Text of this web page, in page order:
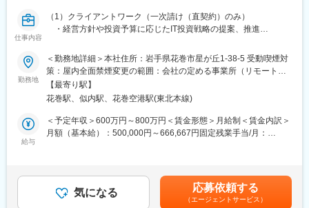
仕事内容
（1）クライアントワーク（一次請け（直契約）のみ）
・経営方針や投資予算に応じたIT投資戦略の提案、推進
・全プロジェクトのプロジェクトマネジメント
≪案件例≫
・IoTやAI、数理最適化等を活用したスマートファクトリー
化、岩手を代表する食品メーカーの生産管理システム構築、私立
高校のDX戦略提案
岩手県内の企業様に対し、業務改善、DX推進、生産性向上などを
目的としたITコンサルティング・エンジニアリングを担当。全て
の案件において当社がクライアントと直接契約を結び、各企業様
（2）自社クラウドサービス運営
岩手県内や地方の中小企業の業務課題の解決のソリューション
勤務地
＜勤務地詳細＞本社住所：岩手県花巻市星が丘1-38-5 受動喫煙対
策：屋内全面禁煙変更の範囲：会社の定める事業所（リモートワ
ーク含む）
【最寄り駅】
花巻駅、似内駅、花巻空港駅(東北本線)
給与
＜予定年収＞600万円～800万円＜賃金形態＞月給制＜賃金内訳＞
月額（基本給）：500,000円～666,667円固定残業手当/月：
でも目安の金額であり、選考を通じて上下する可能性がありま
す。月給(月額)は固定手当を含めた表記です。
気になる 応募依頼する
（エージェントサービス）